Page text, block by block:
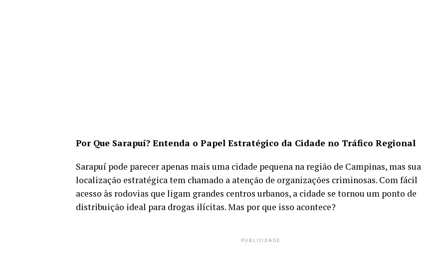
Por Que Sarapuí? Entenda o Papel Estratégico da Cidade no Tráfico Regional
Sarapuí pode parecer apenas mais uma cidade pequena na região de Campinas, mas sua
localização estratégica tem chamado a atenção de organizações criminosas. Com fácil
acesso às rodovias que ligam grandes centros urbanos, a cidade se tornou um ponto de
distribuição ideal para drogas ilícitas. Mas por que isso acontece?
PUBLICIDADE